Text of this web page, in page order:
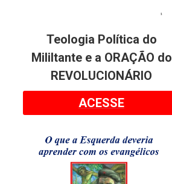
Teologia Política do
Mililtante e a ORAÇÃO do
REVOLUCIONÁRIO
ACESSE